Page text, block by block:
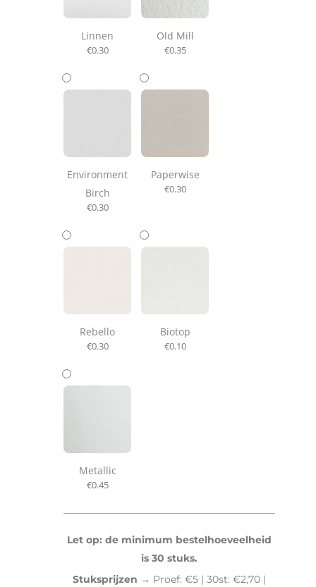
Linnen
€0.30
Old Mill
€0.35
Environment
Birch
€0.30
Paperwise
€0.30
Rebello
€0.30
Biotop
€0.10
Metallic
€0.45
Let op: de minimum bestelhoeveelheid
is 30 stuks.
Stuksprijzen → Proef: €5 | 30st: €2,70 |